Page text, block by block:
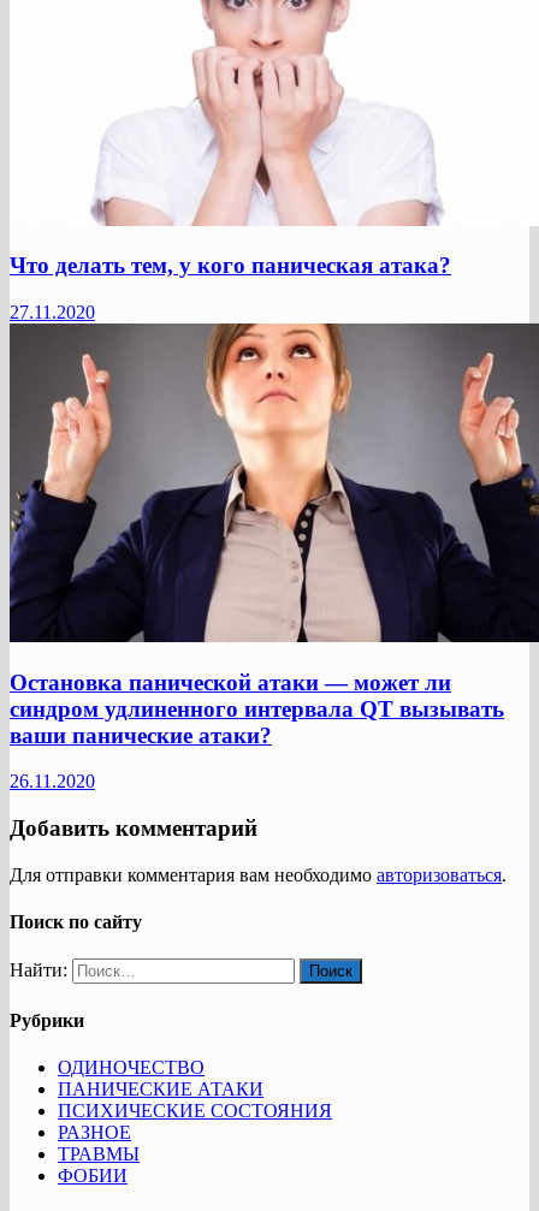
Что делать тем, у кого паническая атака?
27.11.2020
Остановка панической атаки — может ли
синдром удлиненного интервала QT вызывать
ваши панические атаки?
26.11.2020
Добавить комментарий
Для отправки комментария вам необходимо авторизоваться.
Поиск по сайту
Найти:
Рубрики
ОДИНОЧЕСТВО
ПАНИЧЕСКИЕ АТАКИ
ПСИХИЧЕСКИЕ СОСТОЯНИЯ
РАЗНОЕ
ТРАВМЫ
ФОБИИ